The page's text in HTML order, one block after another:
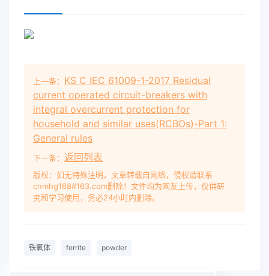
上一条： KS C IEC 61009-1-2017 Residual
current operated circuit-breakers with
integral overcurrent protection for
household and similar uses(RCBOs)-Part 1:
General rules
下一条： 返回列表
版权：如无特殊注明，文章转载自网络，侵权请联系
cnmhg168#163.com删除！文件均为网友上传，仅供研
究和学习使用，务必24小时内删除。
铁氧体 ferrite powder